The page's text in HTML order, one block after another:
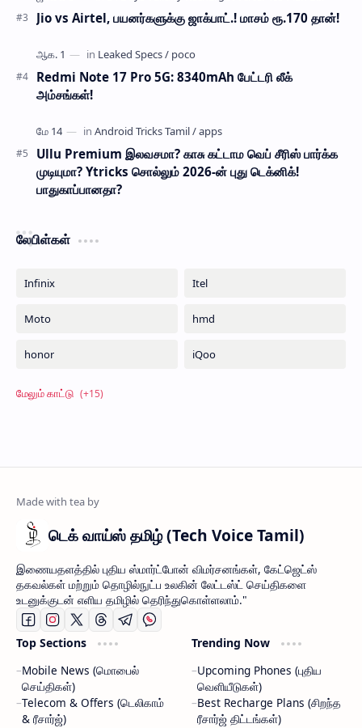
Jio vs Airtel, பயனர்களுக்கு ஜாக்பாட்.! மாசம் ரூ.170 தான்!
Redmi Note 17 Pro 5G: 8340mAh பேட்டரி லீக்
அம்சங்கள்!
Ullu Premium இலவசமா? காசு கட்டாம வெப் சீரிஸ் பார்க்க
முடியுமா? Ytricks சொல்லும் 2026-ன் புது டெக்னிக்!
பாதுகாப்பானதா?
லேபிள்கள்
டெக் வாய்ஸ் தமிழ் (Tech Voice Tamil)
இணையதளத்தில் புதிய ஸ்மார்ட்போன் விமர்சனங்கள், கேட்ஜெட்ஸ்
தகவல்கள் மற்றும் தொழில்நுட்ப உலகின் லேட்டஸ்ட் செய்திகளை
உடனுக்குடன் எளிய தமிழில் தெரிந்துகொள்ளலாம்."
Top Sections
Mobile News (மொபைல்
செய்திகள்)
Telecom & Offers (டெலிகாம்
& ரீசார்ஜ்)
Trending Now
Upcoming Phones (புதிய
வெளியீடுகள்)
Best Recharge Plans (சிறந்த
ரீசார்ஜ் திட்டங்கள்)